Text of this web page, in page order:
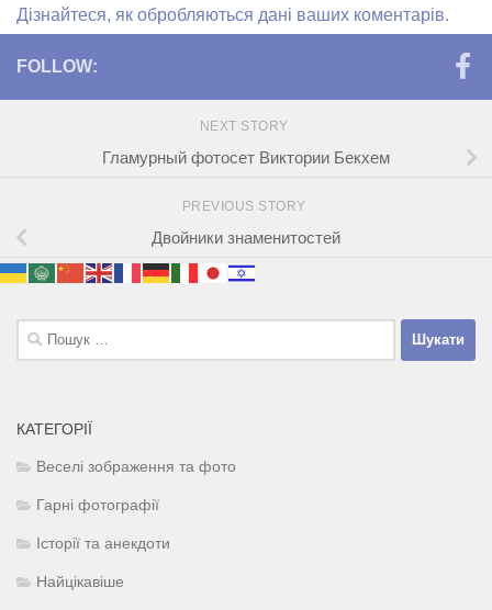
Дізнайтеся, як обробляються дані ваших коментарів.
FOLLOW:
NEXT STORY
Гламурный фотосет Виктории Бекхем
PREVIOUS STORY
Двойники знаменитостей
Пошук:
КАТЕГОРІЇ
Веселі зображення та фото
Гарні фотографії
Історії та анекдоти
Найцікавіше